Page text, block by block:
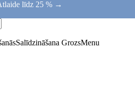
līdz 25 % →
Salīdzināšana GrozsMenu